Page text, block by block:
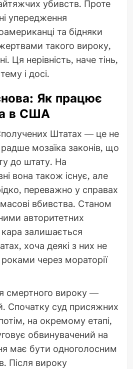
убивств. Проте
упередження
та бідняки
такого вироку,
Ця нерівність, наче тінь,
і досі.
Як працює
в США
Штатах — це не
мозаїка законів, що
до штату. На
вона також існує, але
переважно у справах
вбивства. Станом
авторитетних
залишається
хоча деякі з них не
через мораторії
смертного вироку —
Спочатку суд присяжних
на окремому етапі,
обвинувачений на
має бути одноголосним
Після вироку